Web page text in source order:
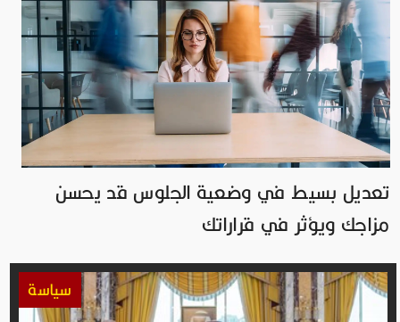
تعديل بسيط في وضعية الجلوس قد يحسن
مزاجك ويؤثر في قراراتك
سياسة